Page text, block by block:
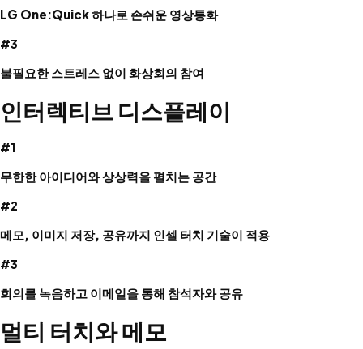
LG One:Quick 하나로 손쉬운 영상통화
#3
불필요한 스트레스 없이 화상회의 참여
인터렉티브 디스플레이
#1
무한한 아이디어와 상상력을 펼치는 공간
#2
메모, 이미지 저장, 공유까지 인셀 터치 기술이 적용
#3
회의를 녹음하고 이메일을 통해 참석자와 공유
멀티 터치와 메모